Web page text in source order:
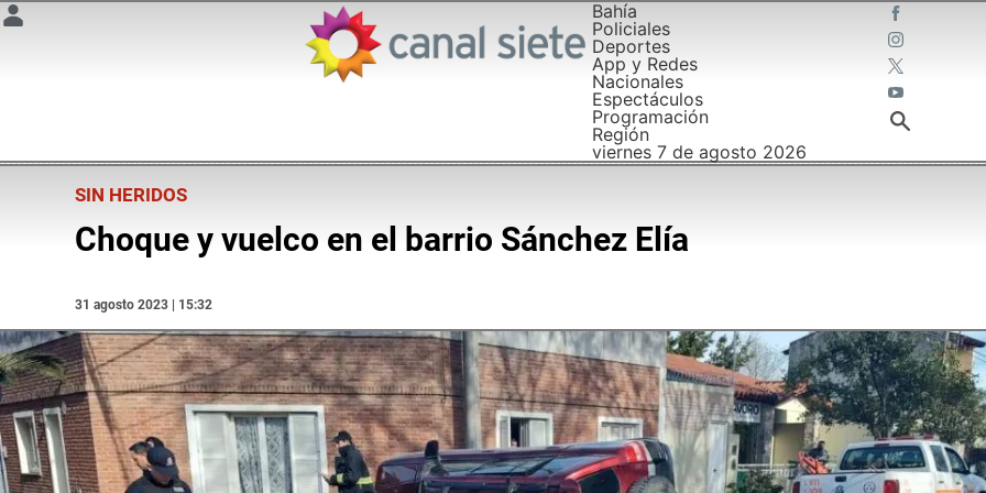
Bahía
Policiales
Deportes
App y Redes
Nacionales
Espectáculos
Programación
Región
viernes 7 de agosto 2026
SIN HERIDOS
Choque y vuelco en el barrio Sánchez Elía
31 agosto 2023 | 15:32